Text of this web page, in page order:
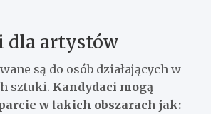
dla artystów
są do osób działających w
sztuki. Kandydaci mogą
w takich obszarach jak: